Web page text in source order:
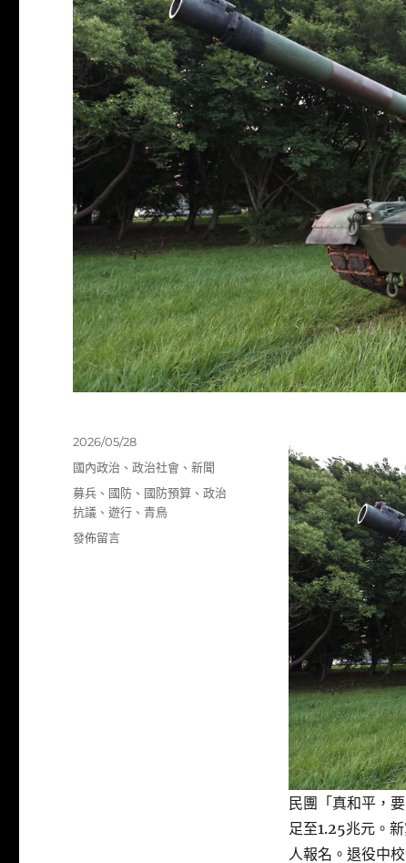
民團「真和平，
足至1.25兆元。
人報名。退役中
發
佈
期:
2026/05/28
分
類
國內政治 、政治社會 、新聞
標
籤
募兵 、 國防 、 國防預算 、政治
抗議 、遊行 、青鳥
在
發佈留言